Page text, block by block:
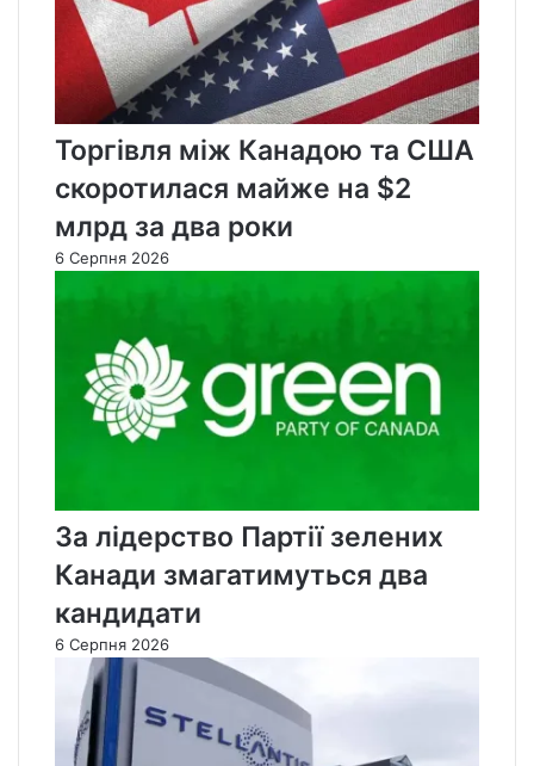
Торгівля між Канадою та США
скоротилася майже на $2
млрд за два роки
6 Серпня 2026
За лідерство Партії зелених
Канади змагатимуться два
кандидати
6 Серпня 2026